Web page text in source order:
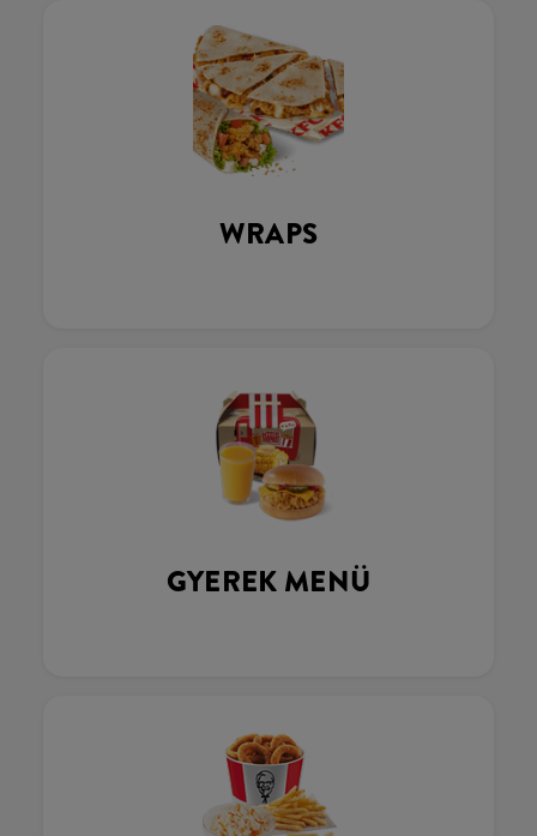
WRAPS
GYEREK MENÜ